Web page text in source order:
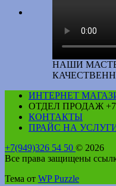
НАШИ
ИНТЕРНЕТ
ОТДЕЛ ПРОДАЖ
КОНТАКТЫ
ПРАЙС НА
+7(949)326 54 50 © 2026
Все права защищены
Тема от WP Puzzle